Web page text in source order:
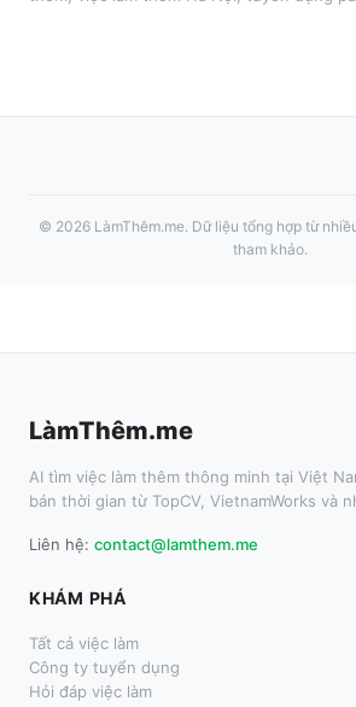
© 2026 LàmThêm.me. Dữ liệu tổng hợp từ
tham khảo.
LàmThêm.me
AI tìm việc làm thêm thông minh tại Việt
bán thời gian từ TopCV, VietnamWorks và
Liên hệ: contact@lamthem.me
KHÁM PHÁ
Tất cả việc làm
Công ty tuyển dụng
Hỏi đáp việc làm